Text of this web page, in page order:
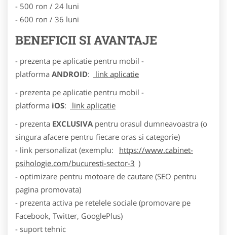
- 500 ron / 24 luni
- 600 ron / 36 luni
BENEFICII SI AVANTAJE
- prezenta pe aplicatie pentru mobil -
platforma ANDROID:
link aplicatie
- prezenta pe aplicatie pentru mobil -
platforma iOS:
link aplicatie
- prezenta EXCLUSIVA pentru orasul dumneavoastra (o
singura afacere pentru fiecare oras si categorie)
- link personalizat (exemplu:
https://www.cabinet-
psihologie.com/bucuresti-sector-3 )
- optimizare pentru motoare de cautare (SEO pentru
pagina promovata)
- prezenta activa pe retelele sociale (promovare pe
Facebook, Twitter, GooglePlus)
- suport tehnic